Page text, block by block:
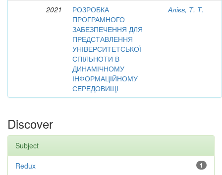
2021
РОЗРОБКА
ПРОГРАМНОГО
ЗАБЕЗПЕЧЕННЯ ДЛЯ
ПРЕДСТАВЛЕННЯ
УНІВЕРСИТЕТСЬКОЇ
СПІЛЬНОТИ В
ДИНАМІЧНОМУ
ІНФОРМАЦІЙНОМУ
СЕРЕДОВИЩІ
Алієв, Т. Т.
Discover
Subject
1
Redux